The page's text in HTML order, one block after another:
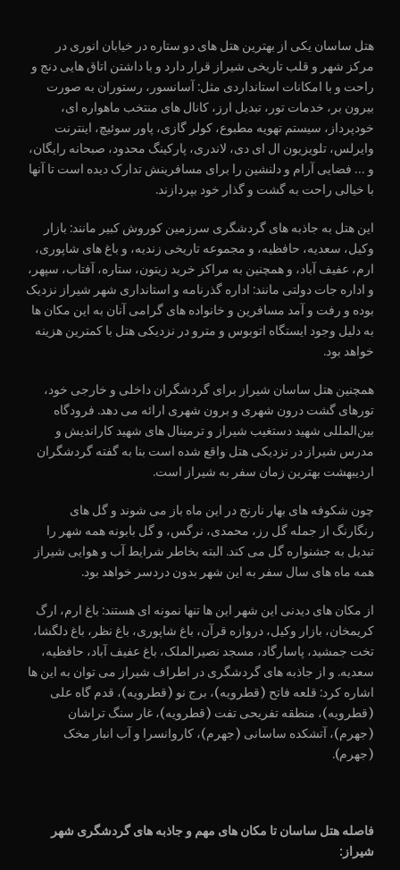
هتل ساسان یکی از بهترین هتل های دو ستاره در خیابان انوری در
مرکز شهر و قلب تاریخی شیراز قرار دارد و با داشتن اتاق هایی دنج و
راحت و با امکانات استانداردی مثل: آسانسور، رستوران به صورت
بیرون بر، خدمات تور، تبدیل ارز، کانال های منتخب ماهواره ای،
خودپرداز، سیستم تهویه مطبوع، کولر گازی، پاور سوئیچ، اینترنت
وایرلس، تلویزیون ال ای دی، لاندری، پارکینگ محدود، صبحانه رایگان،
و … فضایی آرام و دلنشین را برای مسافرینش تدارک دیده است تا آنها
با خیالی راحت به گشت و گذار خود بپردازند.
این هتل به جاذبه های گردشگری سرزمین کوروش کبیر مانند: بازار
وکیل، سعدیه، حافظیه، و مجموعه تاریخی زندیه، و باغ های شاپوری،
ارم، عفیف آباد، و همچنین به مراکز خرید زیتون، ستاره، آفتاب، سپهر،
و اداره جات دولتی مانند: اداره گذرنامه و استانداری شهر شیراز نزدیک
بوده و رفت و آمد مسافرین و خانواده های گرامی آنان به این مکان ها
به دلیل وجود ایستگاه اتوبوس و مترو در نزدیکی هتل با کمترین هزینه
خواهد بود.
همچنین هتل ساسان شیراز برای گردشگران داخلی و خارجی خود،
تورهای گشت درون شهری و برون شهری ارائه می دهد. فرودگاه
بین‌المللی شهید دستغیب شیراز و ترمینال های شهید کاراندیش و
مدرس شیراز در نزدیکی هتل واقع شده است بنا به گفته گردشگران
اردیبهشت بهترین زمان سفر به شیراز است.
چون شکوفه های بهار نارنج در این ماه باز می شوند و گل های
رنگارنگ از جمله گل رز، محمدی، نرگس، و گل بابونه همه شهر را
تبدیل به جشنواره گل می کند. البته بخاطر شرایط آب و هوایی شیراز
همه ماه های سال سفر به این شهر بدون دردسر خواهد بود.
از مکان های دیدنی این شهر این ها تنها نمونه ای هستند: باغ ارم، ارگ
کریمخان، بازار وکیل، دروازه قرآن، باغ شاپوری، باغ نظر، باغ دلگشا،
تخت جمشید، پاسارگاد، مسجد نصیرالملک، باغ عفیف آباد، حافظیه،
سعدیه. و از جاذبه های گردشگری در اطراف شیراز می توان به این ها
اشاره کرد: قلعه فاتح (قطرویه)، برج نو (قطرویه)، قدم گاه علی
(قطرویه)، منطقه تفریحی تفت (قطرویه)، غار سنگ تراشان
(جهرم)، آتشکده ساسانی (جهرم)، کاروانسرا و آب انبار مخک
(جهرم).
فاصله هتل ساسان تا مکان های مهم و جاذبه های گردشگری شهر
شیراز: